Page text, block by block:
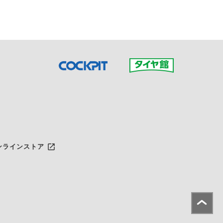
ラインストア launch